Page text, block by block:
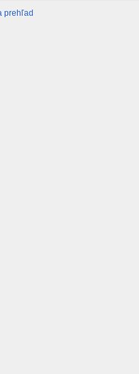
prehľad